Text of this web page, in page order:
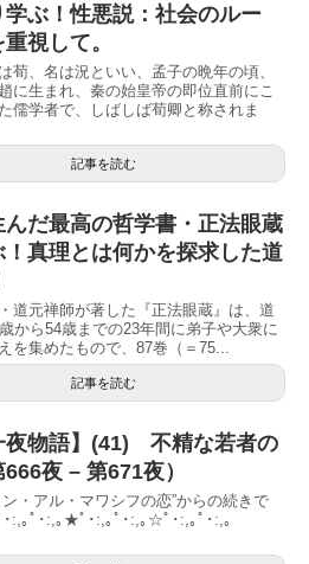
学ぶ！性悪説：社会のルー
視して。
荀、名は況といい、孟子の晩年の頃、
に生まれ、秦の始皇帝の即位直前にこ
儒学者で、しばしば荀卿と称されま
記事を読む
んだ最高の哲学書・正法眼蔵
！真理とは何かを探求した道
道元禅師が著した『正法眼蔵』は、道
から54歳までの23年間に弟子や大衆に
を集めたもので、87巻（＝75...
記事を読む
夜物語】(41) 不精な若者の
夜 – 第671夜）
・アル・マワシフの恋”からの続きで
:,｡ﾟ･:,｡★ﾟ･:,｡ﾟ･:,｡☆ﾟ･:,｡ﾟ･:,｡